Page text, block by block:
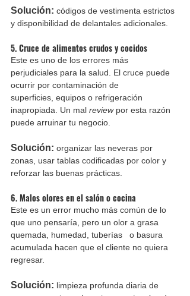
Solución: códigos de vestimenta estrictos
y disponibilidad de delantales adicionales.
5. Cruce de alimentos crudos y cocidos
Este es uno de los errores más
perjudiciales para la salud. El cruce puede
ocurrir por contaminación de
superficies, equipos o refrigeración
inapropiada. Un mal review por esta razón
puede arruinar tu negocio.
Solución: organizar las neveras por
zonas, usar tablas codificadas por color y
reforzar las buenas prácticas.
6. Malos olores en el salón o cocina
Este es un error mucho más común de lo
que uno pensaría, pero un olor a grasa
quemada, humedad, tuberías 	o basura
acumulada hacen que el cliente no quiera
regresar.
Solución: limpieza profunda diaria de